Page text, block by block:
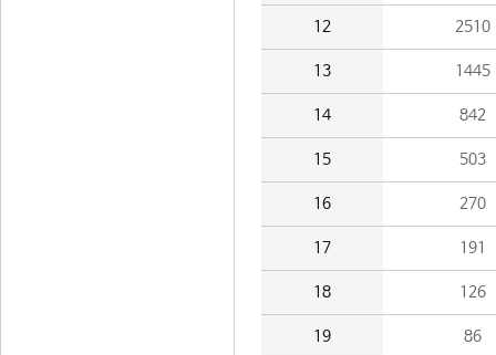
12 2510
13 1445
14 842
15 503
16 270
17 191
18 126
19 86